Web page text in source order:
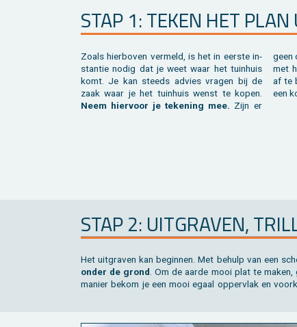
STAP 1: TEKEN HET
Zoals hier­bo­ven ver­meld, is het in eer­ste in­
stan­tie nodig dat je weet waar het tuin­huis
komt. Je kan steeds ad­vies vra­gen bij de
zaak waar je het tuin­huis wenst te kopen.
Neem hier­voor je te­ke­ning mee. Zijn er
geen
met
af te
een
STAP 2: UIT­GRA­VEN,
Het uit­gra­ven kan be­gin­nen. Met be­hulp van een
onder de grond. Om de aarde mooi plat te
ma­nier bekom je een mooi egaal op­per­vlak en